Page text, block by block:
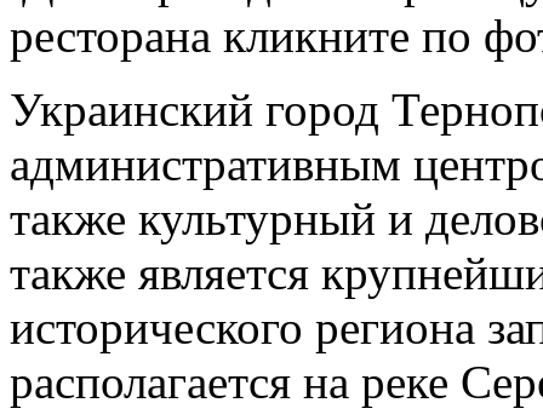
ресторана кликните по
Украинский город
административным
также культурный и
также является
исторического региона
располагается на реке